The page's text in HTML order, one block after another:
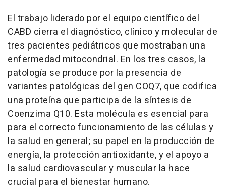
El trabajo liderado por el equipo científico del
CABD cierra el diagnóstico, clínico y molecular de
tres pacientes pediátricos que mostraban una
enfermedad mitocondrial. En los tres casos, la
patología se produce por la presencia de
variantes patológicas del gen COQ7, que codifica
una proteína que participa de la síntesis de
Coenzima Q10. Esta molécula es esencial para
para el correcto funcionamiento de las células y
la salud en general; su papel en la producción de
energía, la protección antioxidante, y el apoyo a
la salud cardiovascular y muscular la hace
crucial para el bienestar humano.